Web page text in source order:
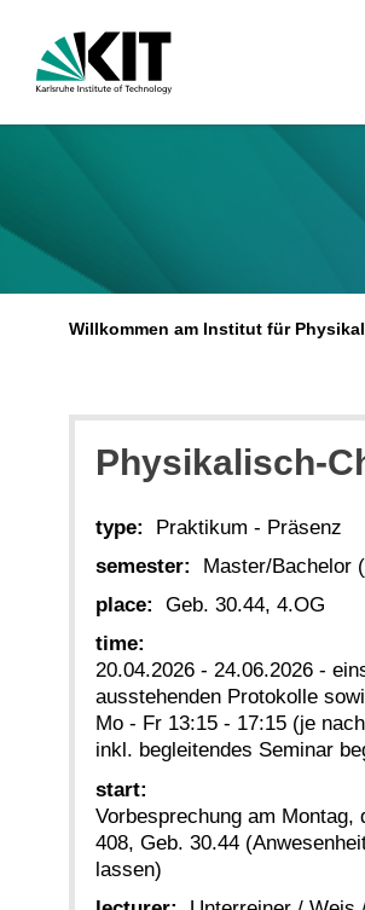
Willkommen am Institut für
Physikalisch-
type:
Praktikum - Präsenz
semester:
Master/Bachelor
place:
Geb. 30.44, 4.OG
time:
20.04.2026 - 24.06.2026 -
ausstehenden Protokolle
Mo - Fr 13:15 - 17:15 (je
inkl. begleitendes Seminar
start:
Vorbesprechung am Montag,
408, Geb. 30.44
lassen)